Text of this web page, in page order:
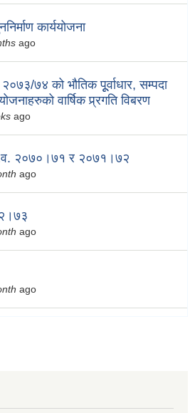
कार्ययोजना
ago
७४ को भौतिक पूूर्वाधार, सम्पदा
वार्षिक प्र्रगति विबरण
ago
२०७०।७१ र २०७१।७२
ago
ago
ago